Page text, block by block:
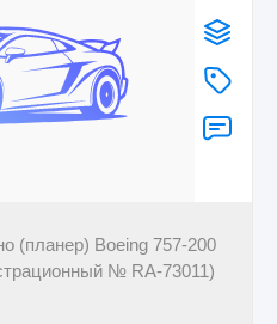
(планер) Boeing 757-200
№ RA-73011)